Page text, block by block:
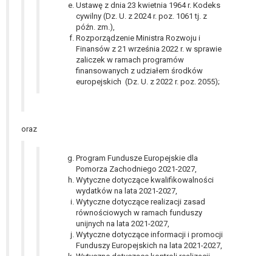
Ustawę z dnia 23 kwietnia 1964 r. Kodeks
cywilny (Dz. U. z 2024 r. poz. 1061 tj. z
późn. zm.),
Rozporządzenie Ministra Rozwoju i
Finansów z 21 września 2022 r. w sprawie
zaliczek w ramach programów
finansowanych z udziałem środków
europejskich (Dz. U. z 2022 r. poz. 2055);
oraz
Program Fundusze Europejskie dla
Pomorza Zachodniego 2021-2027,
Wytyczne dotyczące kwalifikowalności
wydatków na lata 2021-2027,
Wytyczne dotyczące realizacji zasad
równościowych w ramach funduszy
unijnych na lata 2021-2027,
Wytyczne dotyczące informacji i promocji
Funduszy Europejskich na lata 2021-2027,